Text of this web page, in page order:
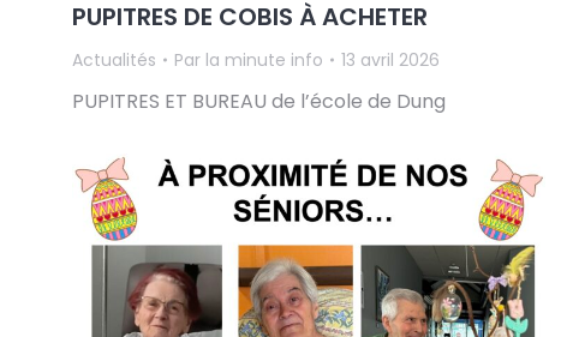
PUPITRES DE COBIS À ACHETER
Actualités Par la minute info 13 avril 2026
PUPITRES ET BUREAU de l’école de Dung